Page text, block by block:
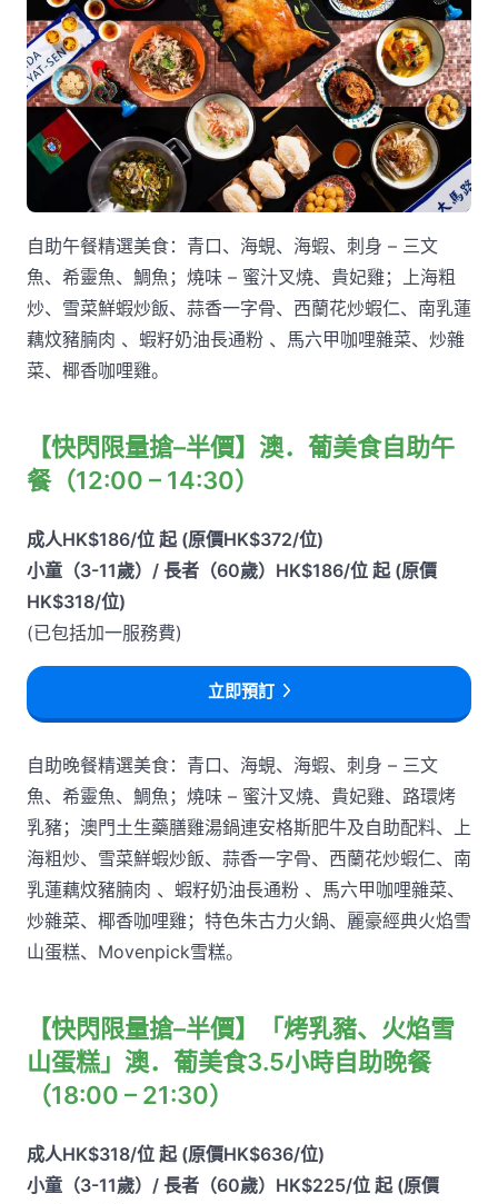
自助午餐精選美食：青口、海蜆、海蝦、刺身 – 三文
魚、希靈魚、鯛魚；燒味 – 蜜汁叉燒、貴妃雞；上海粗
炒、雪菜鮮蝦炒飯、蒜香一字骨、西蘭花炒蝦仁、南乳蓮
藕炆豬腩肉 、蝦籽奶油長通粉 、馬六甲咖哩雜菜、炒雜
菜、椰香咖哩雞。
【快閃限量搶–半價】澳．葡美食自助午
餐（12:00 – 14:30）
成人HK$186/位 起 (原價HK$372/位)
小童（3-11歲）/ 長者（60歲）HK$186/位 起 (原價
HK$318/位)
(已包括加一服務費)
立即預訂
自助晚餐精選美食：青口、海蜆、海蝦、刺身 – 三文
魚、希靈魚、鯛魚；燒味 – 蜜汁叉燒、貴妃雞、路環烤
乳豬；澳門土生藥膳雞湯鍋連安格斯肥牛及自助配料、上
海粗炒、雪菜鮮蝦炒飯、蒜香一字骨、西蘭花炒蝦仁、南
乳蓮藕炆豬腩肉 、蝦籽奶油長通粉 、馬六甲咖哩雜菜、
炒雜菜、椰香咖哩雞；特色朱古力火鍋、麗豪經典火焰雪
山蛋糕、Movenpick雪糕。
【快閃限量搶–半價】「烤乳豬、火焰雪
山蛋糕」澳．葡美食3.5小時自助晚餐
（18:00 – 21:30）
成人HK$318/位 起 (原價HK$636/位)
小童（3-11歲）/ 長者（60歲）HK$225/位 起 (原價